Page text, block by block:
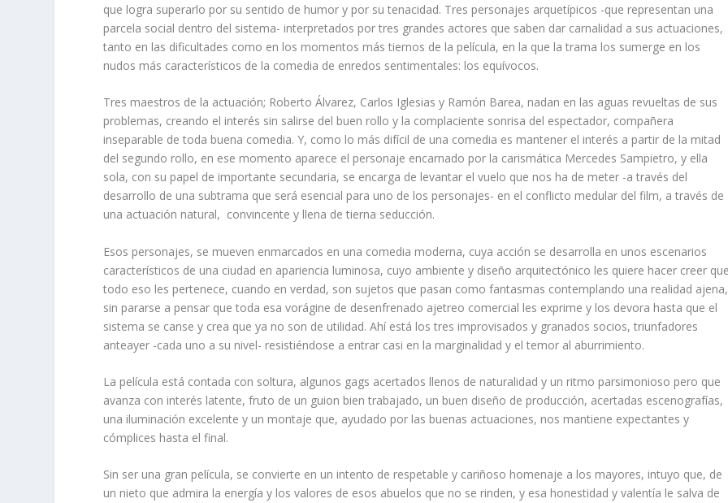
que logra superarlo por su sentido de humor y por su tenacidad. Tres personajes arquetípicos -que representan una
parcela social dentro del sistema- interpretados por tres grandes actores que saben dar carnalidad a sus actuaciones,
tanto en las dificultades como en los momentos más tiernos de la película, en la que la trama los sumerge en los
nudos más característicos de la comedia de enredos sentimentales: los equívocos.
Tres maestros de la actuación; Roberto Álvarez, Carlos Iglesias y Ramón Barea, nadan en las aguas revueltas de sus
problemas, creando el interés sin salirse del buen rollo y la complaciente sonrisa del espectador, compañera
inseparable de toda buena comedia. Y, como lo más difícil de una comedia es mantener el interés a partir de la mitad
del segundo rollo, en ese momento aparece el personaje encarnado por la carismática Mercedes Sampietro, y ella
sola, con su papel de importante secundaria, se encarga de levantar el vuelo que nos ha de meter -a través del
desarrollo de una subtrama que será esencial para uno de los personajes- en el conflicto medular del film, a través de
una actuación natural, convincente y llena de tierna seducción.
Esos personajes, se mueven enmarcados en una comedia moderna, cuya acción se desarrolla en unos escenarios
característicos de una ciudad en apariencia luminosa, cuyo ambiente y diseño arquitectónico les quiere hacer creer
todo eso les pertenece, cuando en verdad, son sujetos que pasan como fantasmas contemplando una realidad ajena,
sin pararse a pensar que toda esa vorágine de desenfrenado ajetreo comercial les exprime y los devora hasta que el
sistema se canse y crea que ya no son de utilidad. Ahí está los tres improvisados y granados socios, triunfadores
anteayer -cada uno a su nivel- resistiéndose a entrar casi en la marginalidad y el temor al aburrimiento.
La película está contada con soltura, algunos gags acertados llenos de naturalidad y un ritmo parsimonioso pero que
avanza con interés latente, fruto de un guion bien trabajado, un buen diseño de producción, acertadas escenografías,
una iluminación excelente y un montaje que, ayudado por las buenas actuaciones, nos mantiene expectantes y
cómplices hasta el final.
Sin ser una gran película, se convierte en un intento de respetable y cariñoso homenaje a los mayores, intuyo que, de
un nieto que admira la energía y los valores de esos abuelos que no se rinden, y esa honestidad y valentía le salva de